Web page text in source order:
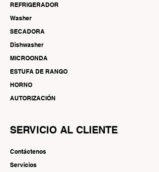
REFRIGERADOR
Washer
SECADORA
Dishwasher
MICROONDA
ESTUFA DE RANGO
HORNO
AUTORIZACIÓN
SERVICIO AL CLIENTE
Contáctenos
Servicios